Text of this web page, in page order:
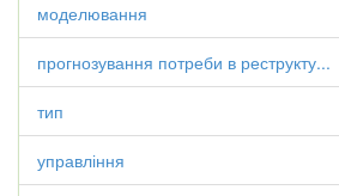
моделювання
прогнозування потреби в реструкту...
тип
управління